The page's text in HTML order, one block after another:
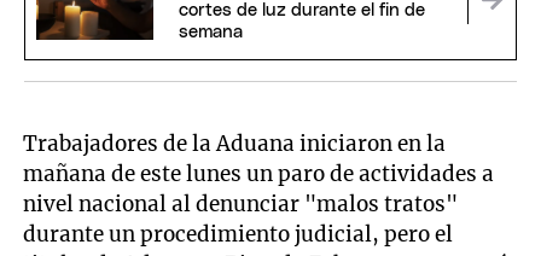
cortes de luz durante el fin de
semana
Trabajadores de la Aduana iniciaron en la
mañana de este lunes un paro de actividades a
nivel nacional al denunciar "malos tratos"
durante un procedimiento judicial, pero el